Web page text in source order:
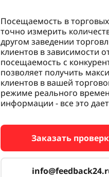
Посещаемость в
точно измерить
другом заведении
клиентов в зависимости
посещаемость с
позволяет получить
клиентов в вашей
режиме реального
информации - все это
Заказать